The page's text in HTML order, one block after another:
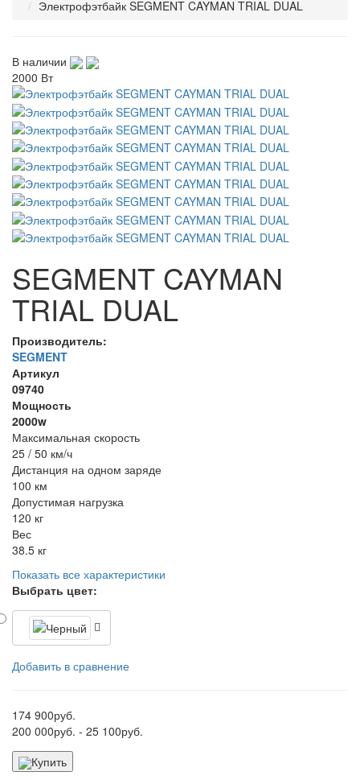
Электрофэтбайк SEGMENT CAYMAN TRIAL DUAL
В наличии
2000 Вт
SEGMENT CAYMAN
TRIAL DUAL
Производитель:
SEGMENT
Артикул
09740
Мощность
2000w
Максимальная скорость
25 / 50 км/ч
Дистанция на одном заряде
100 км
Допустимая нагрузка
120 кг
Вес
38.5 кг
Показать все характеристики
Выбрать цвет:
Добавить в сравнение
174 900руб.
200 000руб. - 25 100руб.
Купить